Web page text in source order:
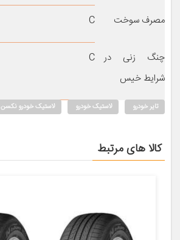
مصرف سوخت C
چنگ زنی در
شرایط خیس
C
تایر خودرو لاستیک خودرو لاستیک خودرو نکسن
کالا های مرتبط